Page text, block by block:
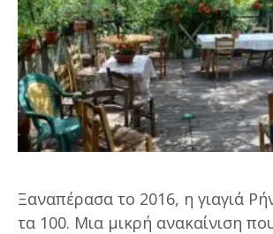
Ξαναπέρασα το 2016, η γιαγιά
τα 100. Μια μικρή ανακαίνιση